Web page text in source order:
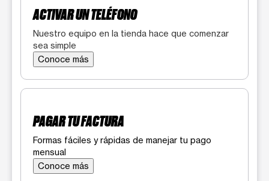
ACTIVAR UN TELÉFONO
Nuestro equipo en la tienda hace que comenzar
sea simple
Conoce más
PAGAR TU FACTURA
Formas fáciles y rápidas de manejar tu pago
mensual
Conoce más